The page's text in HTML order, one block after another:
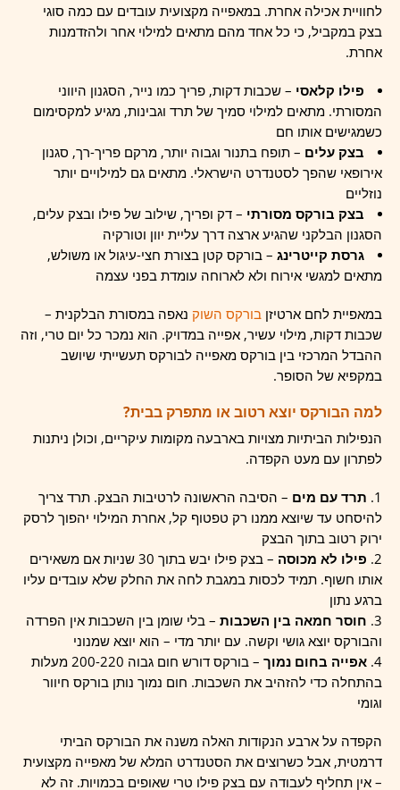
לחוויית אכילה אחרת. במאפייה מקצועית עובדים עם כמה סוגי
בצק במקביל, כי כל אחד מהם מתאים למילוי אחר ולהזדמנות
אחרת.
פילו קלאסי – שכבות דקות, פריך כמו נייר, הסגנון היווני
המסורתי. מתאים למילוי סמיך של תרד וגבינות, מגיע למקסימום
כשמגישים אותו חם
בצק עלים – תופח בתנור וגבוה יותר, מרקם פריך-רך, סגנון
אירופאי שהפך לסטנדרט הישראלי. מתאים גם למילויים יותר
נוזליים
בצק בורקס מסורתי – דק ופריך, שילוב של פילו ובצק עלים,
הסגנון הבלקני שהגיע ארצה דרך עליית יוון וטורקיה
גרסת קייטרינג – בורקס קטן בצורת חצי-עיגול או משולש,
מתאים למגשי אירוח ולא לארוחה עומדת בפני עצמה
במאפיית לחם ארטיזן בורקס השוק נאפה במסורת הבלקנית –
שכבות דקות, מילוי עשיר, אפייה במדויק. הוא נמכר כל יום טרי, וזה
ההבדל המרכזי בין בורקס מאפייה לבורקס תעשייתי שיושב
במקפיא של הסופר.
למה הבורקס יוצא רטוב או מתפרק בבית?
הנפילות הביתיות מצויות בארבעה מקומות עיקריים, וכולן ניתנות
לפתרון עם מעט הקפדה.
תרד עם מים – הסיבה הראשונה לרטיבות הבצק. תרד צריך
להיסחט עד שיוצא ממנו רק טפטוף קל, אחרת המילוי יהפוך לרסק
ירוק רטוב בתוך הבצק
פילו לא מכוסה
– בצק פילו יבש בתוך 30 שניות אם משאירים
אותו חשוף. תמיד לכסות במגבת לחה את החלק שלא עובדים עליו
ברגע נתון
חוסר חמאה בין השכבות – בלי שומן בין השכבות אין הפרדה
והבורקס יוצא גושי וקשה. עם יותר מדי – הוא יוצא שמנוני
אפייה בחום נמוך
– בורקס דורש חום גבוה 200-220 מעלות
בהתחלה כדי להזהיב את השכבות. חום נמוך נותן בורקס חיוור
וגומי
הקפדה על ארבע הנקודות האלה משנה את הבורקס הביתי
דרמטית, אבל כשרוצים את הסטנדרט המלא של מאפייה מקצועית
– אין תחליף לעבודה עם בצק פילו טרי שאופים בכמויות. זה לא